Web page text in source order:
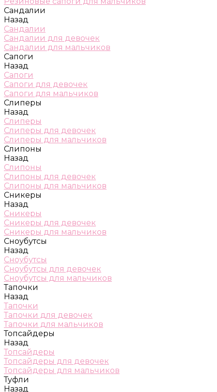
Сандалии
Назад
Сандалии
Сандалии для девочек
Сандалии для мальчиков
Сапоги
Назад
Сапоги
Сапоги для девочек
Сапоги для мальчиков
Слиперы
Назад
Слиперы
Слиперы для девочек
Слиперы для мальчиков
Слипоны
Назад
Слипоны
Слипоны для девочек
Слипоны для мальчиков
Сникеры
Назад
Сникеры
Сникеры для девочек
Сникеры для мальчиков
Сноубутсы
Назад
Сноубутсы
Сноубутсы для девочек
Сноубутсы для мальчиков
Тапочки
Назад
Тапочки
Тапочки для девочек
Тапочки для мальчиков
Топсайдеры
Назад
Топсайдеры
Топсайдеры для девочек
Топсайдеры для мальчиков
Туфли
Назад